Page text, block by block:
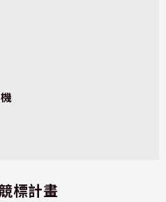
標計畫